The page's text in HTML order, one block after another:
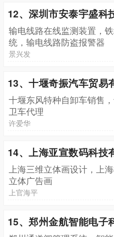
12、深圳市安泰宇盛科
输电线路在线监测装置，
统，输电线路防盗报警器
景兴发
13、十堰奇振汽车贸易
十堰东风特种自卸车销售
卫车代理
许爱华
14、上海亚宣数码科技
上海三维立体画设计，上
立体广告画
上官海平
15、郑州金航智能电子